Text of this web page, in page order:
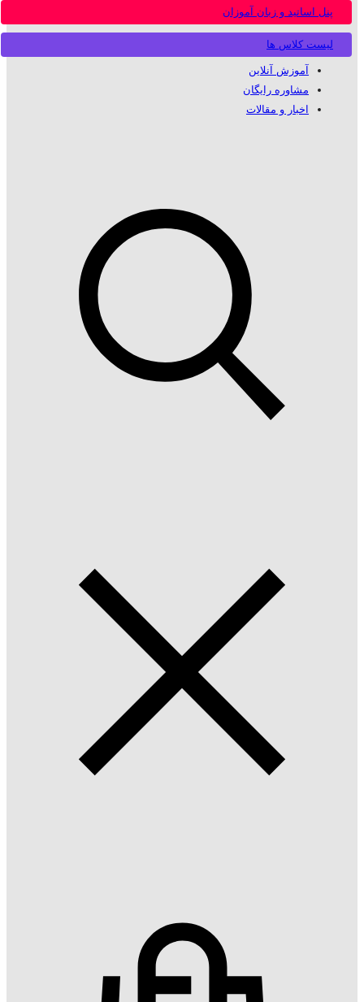
لیست کلاس ها
پنل اساتید و زبان آموزان
آموزش آنلاین
مشاوره رایگان
اخبار و مقالات